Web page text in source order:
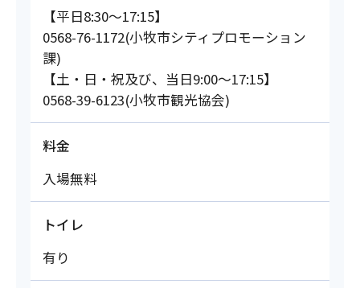
【平日8:30～17:15】
0568-76-1172(小牧市シティプロモーション
課)
【土・日・祝及び、当日9:00～17:15】
0568-39-6123(小牧市観光協会)
料金
入場無料
トイレ
有り